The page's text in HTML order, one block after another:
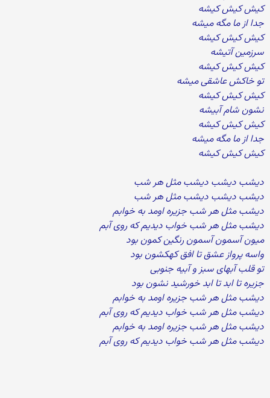
کیش کیش کیشه
جدا از ما مگه میشه
کیش کیش کیشه
سرزمین آتیشه
کیش کیش کیشه
تو خاکش عاشقی میشه
کیش کیش کیشه
نشون شام آبیشه
کیش کیش کیشه
جدا از ما مگه میشه
کیش کیش کیشه
دیشب دیشب دیشب مثل هر شب
دیشب دیشب دیشب مثل هر شب
دیشب مثل هر شب جزیره اومد به خوابم
دیشب مثل هر شب خواب دیدیم که روی آبم
میون آسمون آسمون رنگین کمون بود
واسه پرواز عشق تا افق کهکشون بود
تو قلب آبهای سبز و آبیه جنوبی
جزیره تا ابد تا ابد خورشید نشون بود
دیشب مثل هر شب جزیره اومد به خوابم
دیشب مثل هر شب خواب دیدیم که روی آبم
دیشب مثل هر شب جزیره اومد به خوابم
دیشب مثل هر شب خواب دیدیم که روی آبم